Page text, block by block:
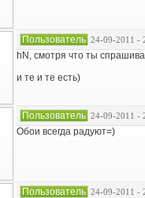
Пользователь 24-09-2011 -
hN, смотря что ты
и те и те есть)
Пользователь 24-09-2011 -
Обои всегда радуют=)
Пользователь 24-09-2011 -